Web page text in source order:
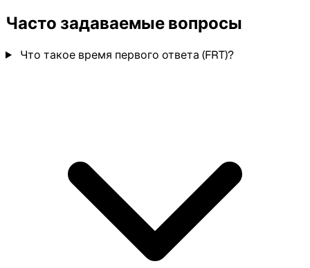
Часто задаваемые вопросы
Что такое время первого ответа (FRT)?